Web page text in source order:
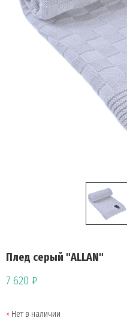
Плед серый "ALLAN"
7 620 ₽
Нет в наличии